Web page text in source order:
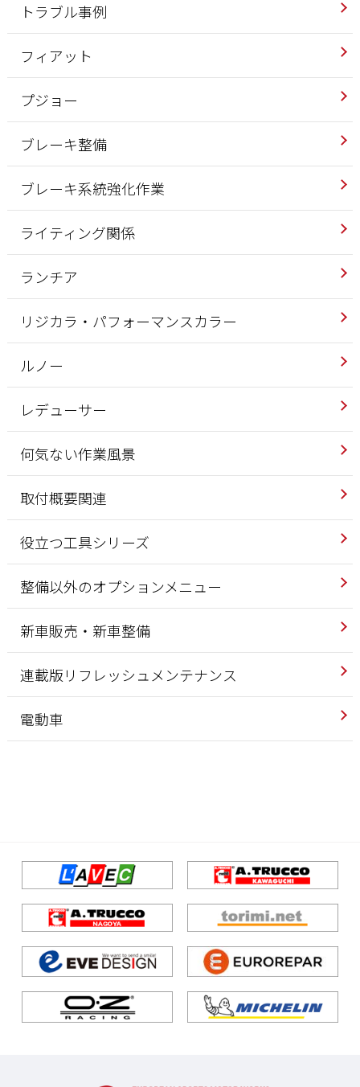
トラブル事例
フィアット
プジョー
ブレーキ整備
ブレーキ系統強化作業
ライティング関係
ランチア
リジカラ・パフォーマンスカラー
ルノー
レデューサー
何気ない作業風景
取付概要関連
役立つ工具シリーズ
整備以外のオプションメニュー
新車販売・新車整備
連載版リフレッシュメンテナンス
電動車